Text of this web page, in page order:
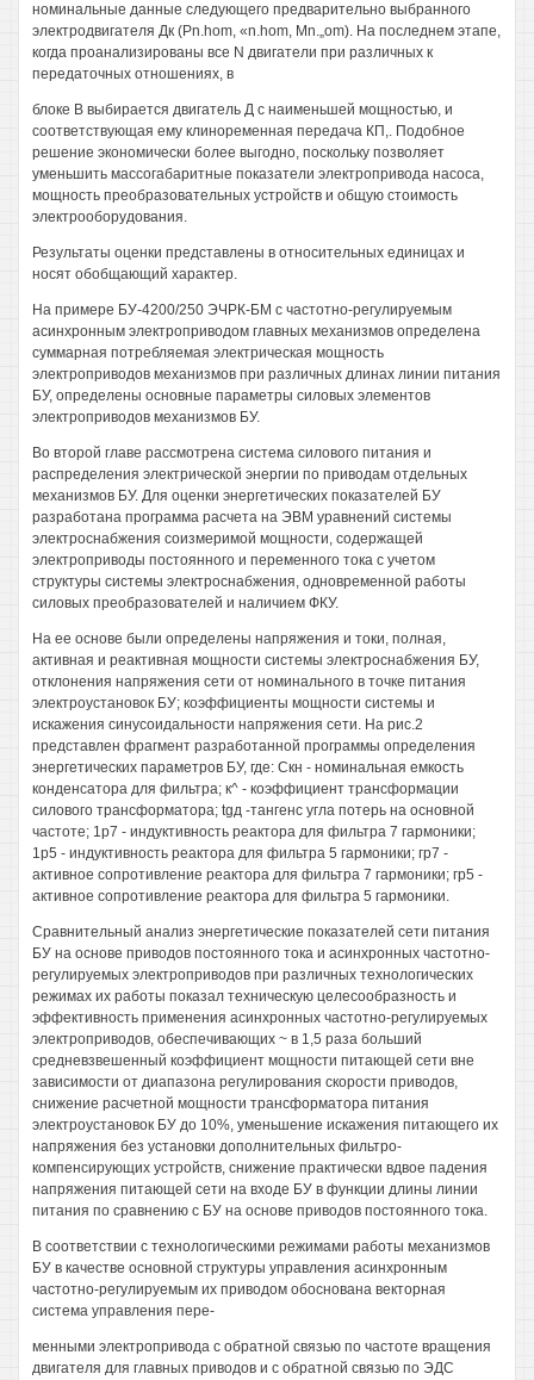
номинальные данные следующего предварительно выбранного
электродвигателя Дк (Pn.hom, «n.hom, Mn.„om). На последнем этапе,
когда проанализированы все N двигатели при различных к
передаточных отношениях, в
блоке В выбирается двигатель Д с наименьшей мощностью, и
соответствующая ему клиноременная передача КП,. Подобное
решение экономически более выгодно, поскольку позволяет
уменьшить массогабаритные показатели электропривода насоса,
мощность преобразовательных устройств и общую стоимость
электрооборудования.
Результаты оценки представлены в относительных единицах и
носят обобщающий характер.
На примере БУ-4200/250 ЭЧРК-БМ с частотно-регулируемым
асинхронным электроприводом главных механизмов определена
суммарная потребляемая электрическая мощность
электроприводов механизмов при различных длинах линии питания
БУ, определены основные параметры силовых элементов
электроприводов механизмов БУ.
Во второй главе рассмотрена система силового питания и
распределения электрической энергии по приводам отдельных
механизмов БУ. Для оценки энергетических показателей БУ
разработана программа расчета на ЭВМ уравнений системы
электроснабжения соизмеримой мощности, содержащей
электроприводы постоянного и переменного тока с учетом
структуры системы электроснабжения, одновременной работы
силовых преобразователей и наличием ФКУ.
На ее основе были определены напряжения и токи, полная,
активная и реактивная мощности системы электроснабжения БУ,
отклонения напряжения сети от номинального в точке питания
электроустановок БУ; коэффициенты мощности системы и
искажения синусоидальности напряжения сети. На рис.2
представлен фрагмент разработанной программы определения
энергетических параметров БУ, где: Скн - номинальная емкость
конденсатора для фильтра; к^ - коэффициент трансформации
силового трансформатора; tgд -тангенс угла потерь на основной
частоте; 1р7 - индуктивность реактора для фильтра 7 гармоники;
1р5 - индуктивность реактора для фильтра 5 гармоники; гр7 -
активное сопротивление реактора для фильтра 7 гармоники; гр5 -
активное сопротивление реактора для фильтра 5 гармоники.
Сравнительный анализ энергетические показателей сети питания
БУ на основе приводов постоянного тока и асинхронных частотно-
регулируемых электроприводов при различных технологических
режимах их работы показал техническую целесообразность и
эффективность применения асинхронных частотно-регулируемых
электроприводов, обеспечивающих ~ в 1,5 раза больший
средневзвешенный коэффициент мощности питающей сети вне
зависимости от диапазона регулирования скорости приводов,
снижение расчетной мощности трансформатора питания
электроустановок БУ до 10%, уменьшение искажения питающего их
напряжения без установки дополнительных фильтро-
компенсирующих устройств, снижение практически вдвое падения
напряжения питающей сети на входе БУ в функции длины линии
питания по сравнению с БУ на основе приводов постоянного тока.
В соответствии с технологическими режимами работы механизмов
БУ в качестве основной структуры управления асинхронным
частотно-регулируемым их приводом обоснована векторная
система управления пере-
менными электропривода с обратной связью по частоте вращения
двигателя для главных приводов и с обратной связью по ЭДС